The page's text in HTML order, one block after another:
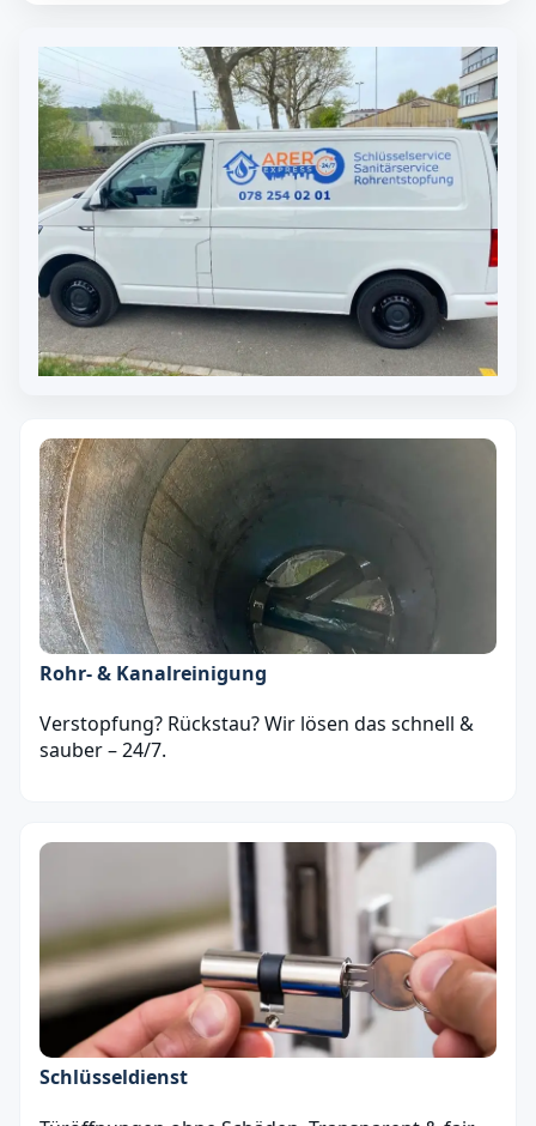
Rohr- & Kanalreinigung
Verstopfung? Rückstau? Wir lösen das schnell &
sauber – 24/7.
Schlüsseldienst